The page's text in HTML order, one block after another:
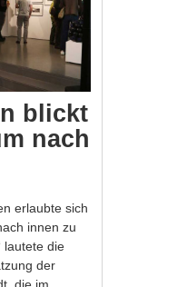
blickt
nach
erlaubte sich
innen zu
lautete die
der
die im